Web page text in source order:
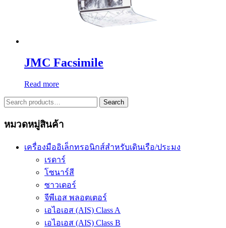
JMC Facsimile
Read more
Search
for:
Search
หมวดหมู่สินค้า
เครื่องมืออิเล็กทรอนิกส์สำหรับเดินเรือ/ประมง
เรดาร์
โซนาร์สี
ซาวเดอร์
จีพีเอส พลอตเตอร์
เอไอเอส (AIS) Class A
เอไอเอส (AIS) Class B